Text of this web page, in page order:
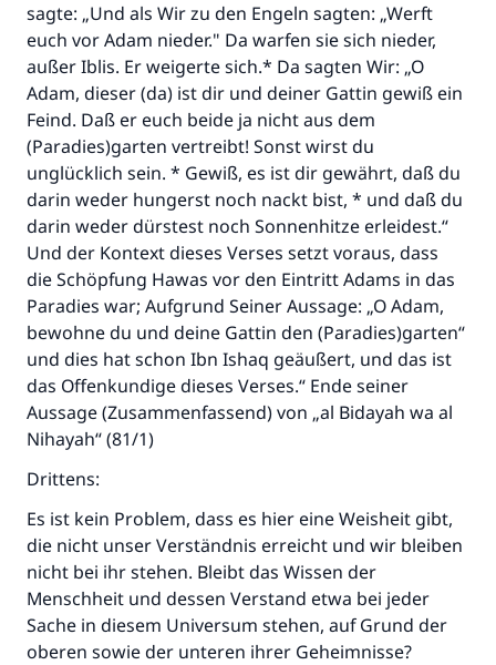
sagte: „Und als Wir zu den Engeln sagten: „Werft
euch vor Adam nieder." Da warfen sie sich nieder,
außer Iblis. Er weigerte sich.* Da sagten Wir: „O
Adam, dieser (da) ist dir und deiner Gattin gewiß ein
Feind. Daß er euch beide ja nicht aus dem
(Paradies)garten vertreibt! Sonst wirst du
unglücklich sein. * Gewiß, es ist dir gewährt, daß du
darin weder hungerst noch nackt bist, * und daß du
darin weder dürstest noch Sonnenhitze erleidest.“
Und der Kontext dieses Verses setzt voraus, dass
die Schöpfung Hawas vor den Eintritt Adams in das
Paradies war; Aufgrund Seiner Aussage: „O Adam,
bewohne du und deine Gattin den (Paradies)garten“
und dies hat schon Ibn Ishaq geäußert, und das ist
das Offenkundige dieses Verses.“ Ende seiner
Aussage (Zusammenfassend) von „al Bidayah wa al
Nihayah“ (81/1)
Drittens:
Es ist kein Problem, dass es hier eine Weisheit gibt,
die nicht unser Verständnis erreicht und wir bleiben
nicht bei ihr stehen. Bleibt das Wissen der
Menschheit und dessen Verstand etwa bei jeder
Sache in diesem Universum stehen, auf Grund der
oberen sowie der unteren ihrer Geheimnisse?